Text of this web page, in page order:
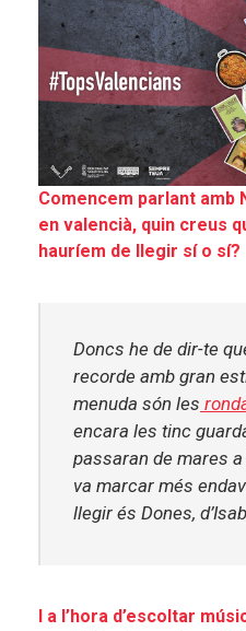
Comencem parlant
en valencià, quin creus
hauríem de llegir sí o sí?
Doncs he de dir-te
recorde amb gran
menuda són les
encara les tinc
passaran de mares
va marcar més
llegir és Dones,
I a l’hora d’escoltar